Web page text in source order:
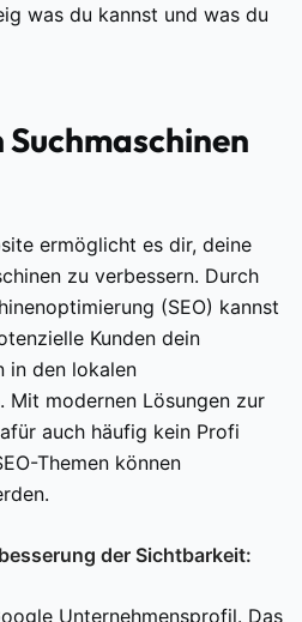
was du kannst und was du
ermöglicht es dir, deine
zu verbessern. Durch
(SEO) kannst
Kunden dein
in den lokalen
Mit modernen Lösungen zur
auch häufig kein Profi
Themen können
der Sichtbarkeit:
Unternehmensprofil. Das